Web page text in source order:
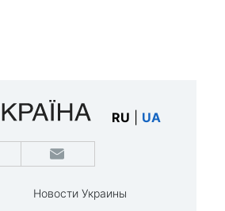
RU UA
Новости Украины